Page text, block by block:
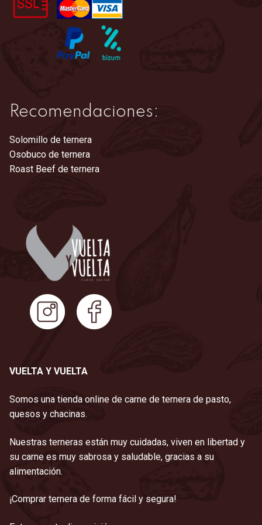
la
de
producto
Recomendaciones:
Solomillo de ternera
Osobuco de ternera
Roast Beef de ternera
VUELTA Y VUELTA
Somos una tienda online de carne de ternera de pasto,
quesos y chacinas.
Nuestras terneras están muy cuidadas, viven en libertad y
su carne es muy sabrosa y saludable, gracias a su
alimentación.
¡Comprar ternera de forma fácil y segura!